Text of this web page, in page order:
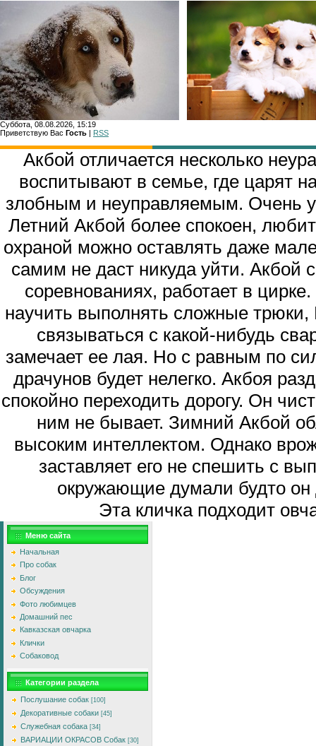
Суббота, 08.08.2026, 15:19
Приветствую Вас Гость | RSS
Акбой отличается несколько
воспитывают в семье, где царят
злобным и неуправляемым. Очень
Летний Акбой более спокоен,
охраной можно оставлять даже
самим не даст никуда уйти. Акбой
соревнованиях, работает в
научить выполнять сложные трюки,
связываться с какой-нибудь
замечает ее лая. Но с равным по
драчунов будет нелегко. Акбоя
спокойно переходить дорогу. Он
ним не бывает. Зимний Акбой
высоким интеллектом. Однако
заставляет его не спешить с
окружающие думали будто он
Эта кличка подходит
Меню сайта
Начальная
Про собак
Блог
Обсуждения
Фото любимцев
Домашний пес
Кавказская овчарка
Клички
Собаковод
Категории раздела
Послушание собак [100]
Декоративные собаки [45]
Служебная собака [34]
ВАРИАЦИИ ОКРАСОВ Собак [30]